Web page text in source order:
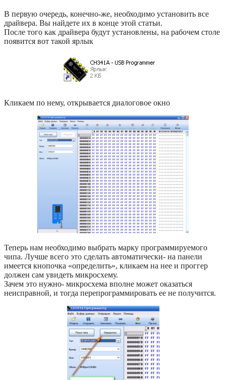
В первую очередь, конечно-же, необходимо установить все
драйвера. Вы найдете их в конце этой статьи.
После того как драйвера будут установлены, на рабочем столе
появится вот такой ярлык
Кликаем по нему, открывается диалоговое окно
Теперь нам необходимо выбрать марку программируемого
чипа. Лучше всего это сделать автоматически- на панели
имеется кнопочка «определить», кликаем на нее и проггер
должен сам увидеть микросхему.
Зачем это нужно- микросхема вполне может оказаться
неисправной, и тогда перепрограммировать ее не получится.